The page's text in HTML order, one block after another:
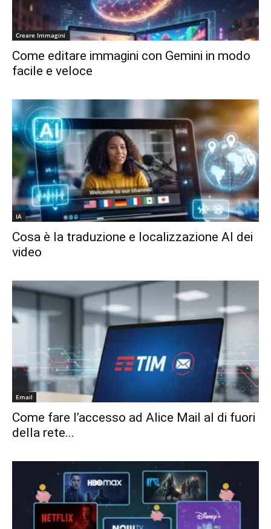
Creare Immagini
Come editare immagini con Gemini in modo
facile e veloce
IA
Cosa è la traduzione e localizzazione AI dei
video
Email
Come fare l’accesso ad Alice Mail al di fuori
della rete...